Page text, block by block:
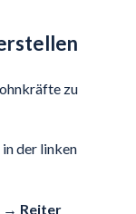
zu
in der linken
→ Reiter